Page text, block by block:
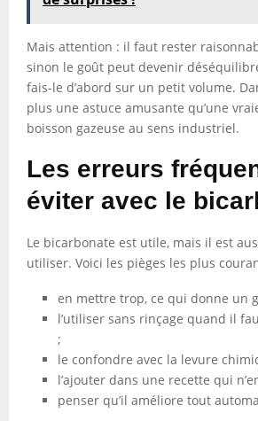
Mais attention : il faut rester
sinon le goût peut devenir
fais-le d’abord sur un petit volume.
plus une astuce amusante qu’une
boisson gazeuse au sens industriel.
Les erreurs
éviter avec le
Le bicarbonate est utile, mais il est
utiliser. Voici les pièges les plus
en mettre trop, ce qui donne un
l’utiliser sans rinçage quand il
;
le confondre avec la levure
l’ajouter dans une recette qui
penser qu’il améliore tout